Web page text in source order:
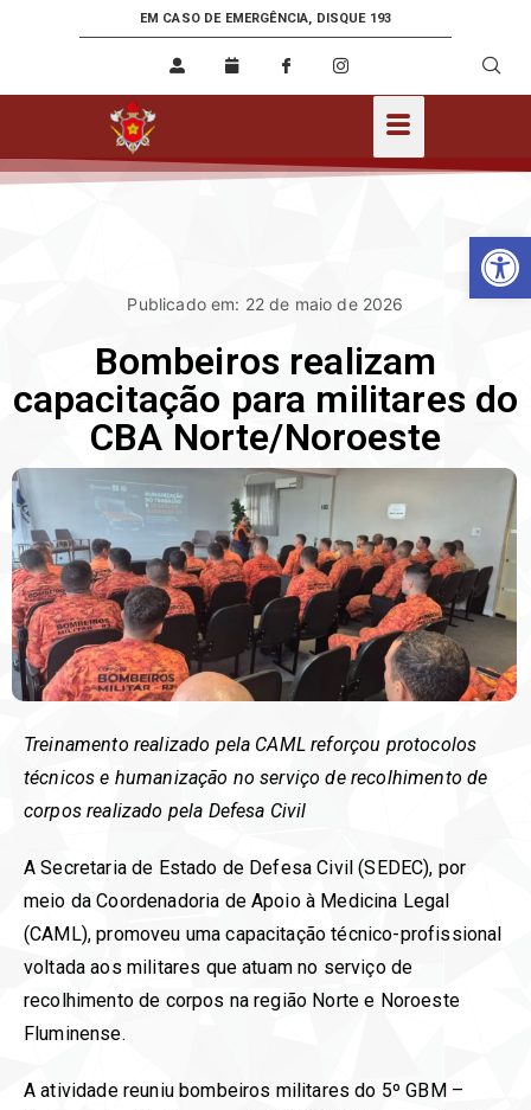
EM CASO DE EMERGÊNCIA, DISQUE 193
Publicado em: 22 de maio de 2026
Bombeiros realizam
capacitação para militares do
CBA Norte/Noroeste
Treinamento realizado pela CAML reforçou protocolos
técnicos e humanização no serviço de recolhimento de
corpos realizado pela Defesa Civil
A Secretaria de Estado de Defesa Civil (SEDEC), por
meio da Coordenadoria de Apoio à Medicina Legal
(CAML), promoveu uma capacitação técnico-profissional
voltada aos militares que atuam no serviço de
recolhimento de corpos na região Norte e Noroeste
Fluminense.
A atividade reuniu bombeiros militares do 5º GBM –